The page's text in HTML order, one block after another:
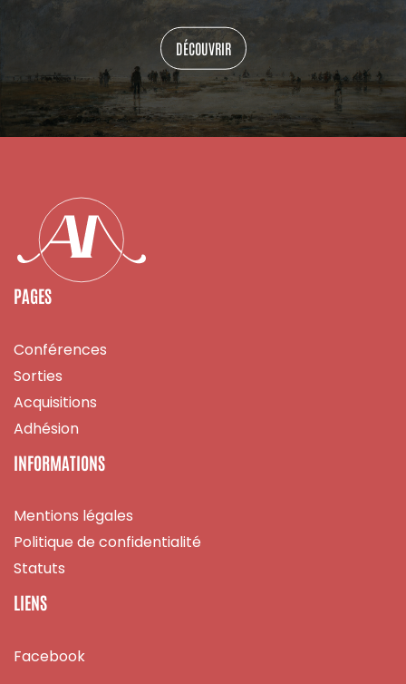
DÉCOUVRIR
PAGES
Conférences
Sorties
Acquisitions
Adhésion
INFORMATIONS
Mentions légales
Politique de confidentialité
Statuts
LIENS
Facebook